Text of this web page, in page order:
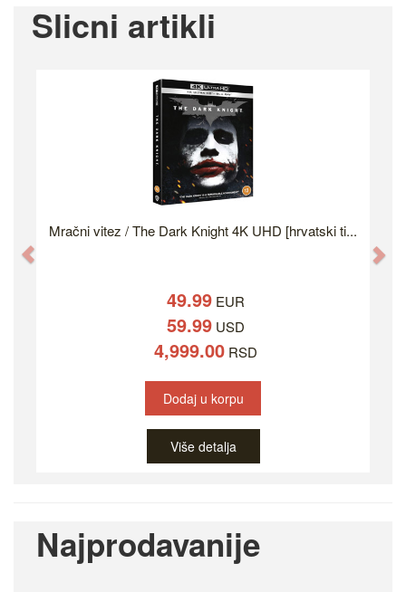
Slicni artikli
Mračni vitez / The Dark Knight 4K UHD [hrvatski ti...
49.99EUR
59.99USD
4,999.00RSD
Dodaj u korpu
Više detalja
Najprodavanije